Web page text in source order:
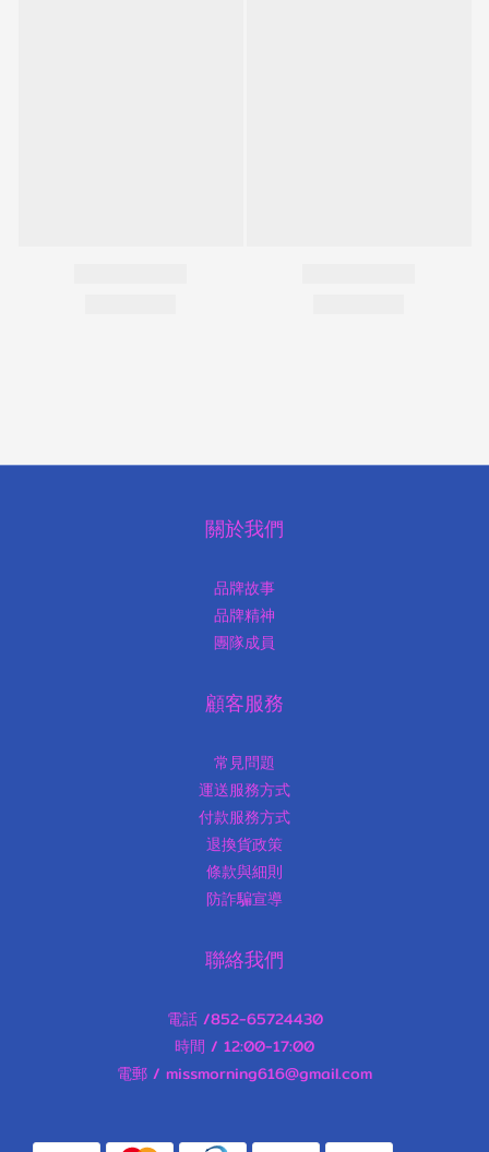
關於我們
品牌故事
品牌精神
團隊成員
顧客服務
常見問題
運送服務方式
付款服務方式
退換貨政策
條款與細則
防詐騙宣導
聯絡我們
電話 /852-65724430
時間 / 12:00-17:00
電郵 / missmorning616@gmail.com